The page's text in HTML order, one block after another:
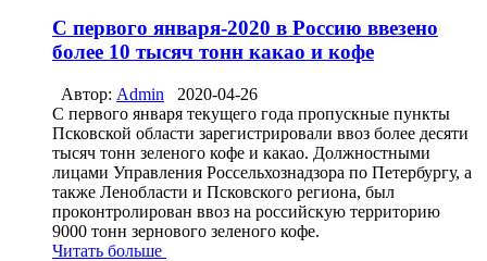
С первого января-2020 в Россию ввезено
более 10 тысяч тонн какао и кофе
Автор: Admin
2020-04-26
С первого января текущего года пропускные пункты
Псковской области зарегистрировали ввоз более десяти
тысяч тонн зеленого кофе и какао. Должностными
лицами Управления Россельхознадзора по Петербургу, а
также Ленобласти и Псковского региона, был
проконтролирован ввоз на российскую территорию
9000 тонн зернового зеленого кофе.
Читать больше